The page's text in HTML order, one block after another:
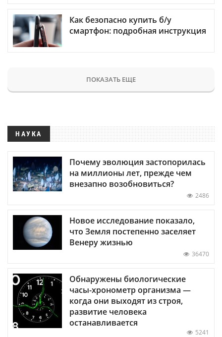
Как безопасно купить б/у
смартфон: подробная инструкция
ПОКАЗАТЬ ЕЩЕ
НАУКА
Почему эволюция застопорилась
на миллионы лет, прежде чем
внезапно возобновиться?
2486
Новое исследование показало,
что Земля постепенно заселяет
Венеру жизнью
36470
Обнаружены биологические
часы-хронометр организма —
когда они выходят из строя,
развитие человека
останавливается
5241